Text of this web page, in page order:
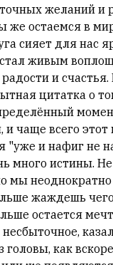
желаний и
же остаемся в
сияет для нас
стал живым
и
цитатка о
и чаще всего
"уже и нафиг не
много истины.
мы
жаждешь
остается
головы, как